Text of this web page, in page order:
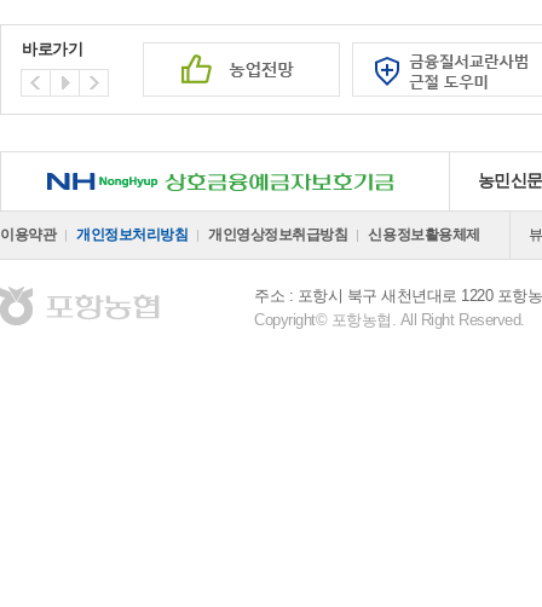
바로가기
NH 상호금융예금자보호기금 농민신
이용약관 개인정보처리방침 개인영상정보취급방침 신용정보활용체제
주소 : 포항시 북구 새천년대로 1220 포항
Copyright© 포항농협. All Right Reserved.